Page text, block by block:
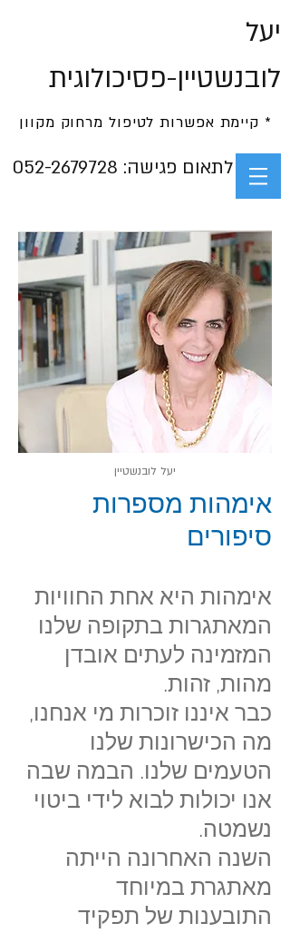
יעל
לובנשטיין-פסיכולוגית
* קיימת אפשרות לטיפול מרחוק מקוון
052-2679728 :לתאום פגישה
יעל לובנשטיין
אימהות מספרות
סיפורים
אימהות היא אחת החוויות
המאתגרות בתקופה שלנו
המזמינה לעתים אובדן
מהות, זהות.
כבר איננו זוכרות מי אנחנו,
מה הכישרונות שלנו
הטעמים שלנו. הבמה שבה
אנו יכולות לבוא לידי ביטוי
נשמטה.
השנה האחרונה הייתה
מאתגרת במיוחד
התובענות של תפקיד